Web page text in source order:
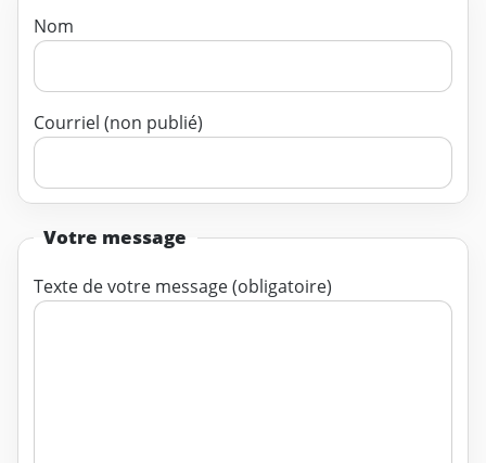
Nom
Courriel (non publié)
Votre message
Texte de votre message (obligatoire)